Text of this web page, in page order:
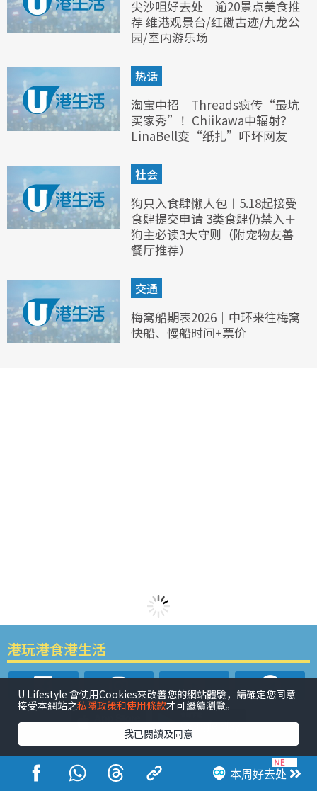
尖沙咀好去处︱逾20景点美食推
荐 维港观景台/红磡古迹/九龙公
园/室内游乐场
热话
淘宝中招︱Threads疯传“最坑
买家秀”！Chiikawa中辐射？
LinaBell变“纸扎”吓坏网友
社会
狗只入食肆懒人包︱5.18起接受
食肆提交申请 3类食肆仍禁入＋
狗主必读3大守则（附宠物友善
餐厅推荐）
交通
梅窝船期表2026｜中环来往梅窝
快船、慢船时间+票价
本周好去处
港玩港食港生活
活动展览 市集 开仓 尖沙咀好去处 铜锣湾好去处
元朗好去处
荃湾好去处 旺角好去处 社会 餐厅情报
户外郊游 社会福利
U Lifestyle 會使用Cookies來改善您的網站體驗，請確定您同意
接受本網站之私隱政策和使用條款才可繼續瀏覽。
我已閱讀及同意